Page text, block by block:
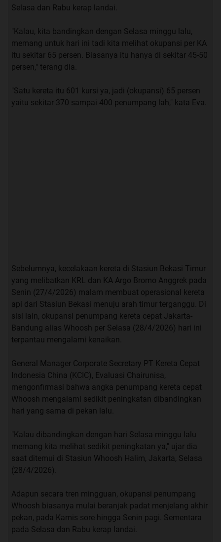
Selasa dan Rabu kerap landai.
"Kalau, kita bandingkan dengan Selasa minggu lalu,
memang untuk hari ini tadi kita melihat okupansi per KA
itu sekitar 65 persen. Biasanya itu hanya di sekitar 45-50
persen," terang dia.
"Satu kereta itu 601 kursi ya, jadi (okupansi) 65 persen
yaitu sekitar 370 sampai 400 penumpang lah," kata Eva.
Sebelumnya, kecelakaan kereta di Stasiun Bekasi Timur
yang melibatkan KRL dan KA Argo Bromo Anggrek pada
Senin (27/4/2026) malam membuat operasional kereta
api dari Stasiun Bekasi menuju arah timur terganggu. Di
sisi lain, okupansi penumpang kereta cepat Jakarta-
Bandung alias Whoosh per Selasa (28/4/2026) hari ini
terpantau mengalami kenaikan.
General Manager Corporate Secretary PT Kereta Cepat
Indonesia China (KCIC), Evaluasi Chairunisa,
mengonfirmasi bahwa angka penumpang kereta cepat
Whoosh mengalami sedikit peningkatan dibandingkan
hari yang sama di pekan lalu.
"Kalau dibandingkan dengan hari Selasa minggu lalu
memang kita melihat sedikit peningkatan ya," ujar dia
saat ditemui di Stasiun Whoosh Halim, Jakarta, Selasa
(28/4/2026).
Adapun secara tren mingguan, okupansi penumpang
Whoosh biasanya mulai beranjak padat menjelang akhir
pekan, pada Kamis sore hingga Senin pagi. Sementara
pada Selasa dan Rabu kerap landai.